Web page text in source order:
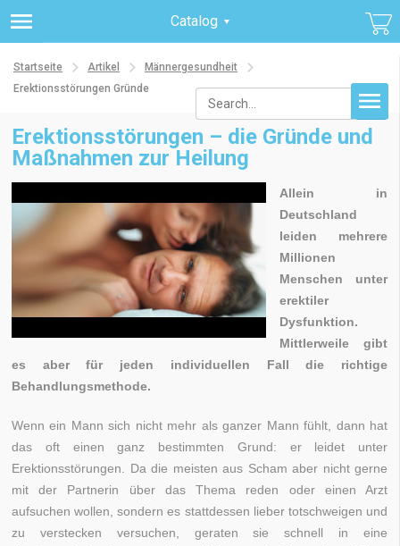
Catalog
Startseite Artikel
Männergesundheit
Erektionsstörungen Gründe
Erektionsstörungen – die Gründe und
Maßnahmen zur Heilung
Allein in
Deutschland
leiden mehrere
Millionen
Menschen unter
erektiler
Dysfunktion.
Mittlerweile gibt
es aber für jeden individuellen Fall die richtige
Behandlungsmethode.
Wenn ein Mann sich nicht mehr als ganzer Mann fühlt, dann hat
das oft einen ganz bestimmten Grund: er leidet unter
Erektionsstörungen. Da die meisten aus Scham aber nicht gerne
mit der Partnerin über das Thema reden oder einen Arzt
aufsuchen wollen, sondern es stattdessen lieber totschweigen und
zu verstecken versuchen, geraten sie schnell in eine